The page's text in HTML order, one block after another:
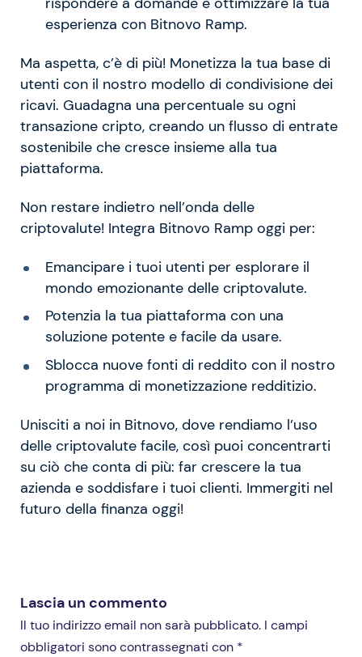
esperienza con Bitnovo Ramp.
Ma aspetta, c’è di più! Monetizza la tua base di
utenti con il nostro modello di condivisione dei
ricavi. Guadagna una percentuale su ogni
transazione cripto, creando un flusso di entrate
sostenibile che cresce insieme alla tua
piattaforma.
Non restare indietro nell’onda delle
criptovalute! Integra Bitnovo Ramp oggi per:
Emancipare i tuoi utenti per esplorare il
mondo emozionante delle criptovalute.
Potenzia la tua piattaforma con una
soluzione potente e facile da usare.
Sblocca nuove fonti di reddito con il nostro
programma di monetizzazione redditizio.
Unisciti a noi in Bitnovo, dove rendiamo l’uso
delle criptovalute facile, così puoi concentrarti
su ciò che conta di più: far crescere la tua
azienda e soddisfare i tuoi clienti. Immergiti nel
futuro della finanza oggi!
Lascia un commento
Il tuo indirizzo email non sarà pubblicato. I campi
obbligatori sono contrassegnati con *